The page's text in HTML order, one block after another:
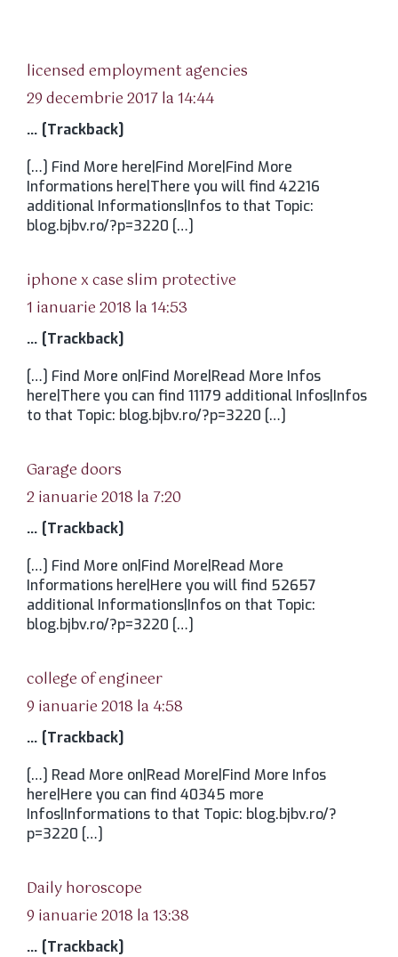
licensed employment agencies
29 decembrie 2017 la 14:44
… [Trackback]
[…] Find More here|Find More|Find More
Informations here|There you will find 42216
additional Informations|Infos to that Topic:
blog.bjbv.ro/?p=3220 […]
iphone x case slim protective
1 ianuarie 2018 la 14:53
… [Trackback]
[…] Find More on|Find More|Read More Infos
here|There you can find 11179 additional Infos|Infos
to that Topic: blog.bjbv.ro/?p=3220 […]
Garage doors
2 ianuarie 2018 la 7:20
… [Trackback]
[…] Find More on|Find More|Read More
Informations here|Here you will find 52657
additional Informations|Infos on that Topic:
blog.bjbv.ro/?p=3220 […]
college of engineerspune:
9 ianuarie 2018 la 4:58
… [Trackback]
[…] Read More on|Read More|Find More Infos
here|Here you can find 40345 more
Infos|Informations to that Topic: blog.bjbv.ro/?
p=3220 […]
Daily horoscope
9 ianuarie 2018 la 13:38
… [Trackback]